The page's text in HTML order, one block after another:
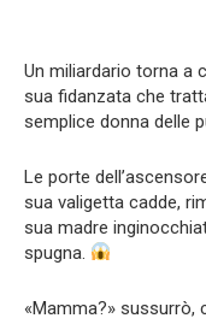
Un miliardario torna a
sua fidanzata che
semplice donna delle
Le porte
sua valigetta cadde,
sua madre
spugna.
«Mamma?» sussurrò,